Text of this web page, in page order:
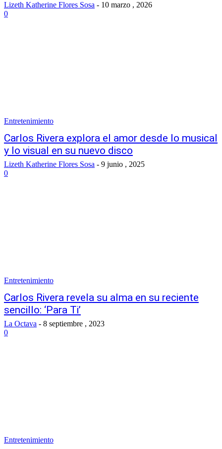
Lizeth Katherine Flores Sosa - 10 marzo , 2026
0
Entretenimiento
Carlos Rivera explora el amor desde lo musical
y lo visual en su nuevo disco
Lizeth Katherine Flores Sosa - 9 junio , 2025
0
Entretenimiento
Carlos Rivera revela su alma en su reciente
sencillo: ‘Para Ti’
La Octava - 8 septiembre , 2023
0
Entretenimiento